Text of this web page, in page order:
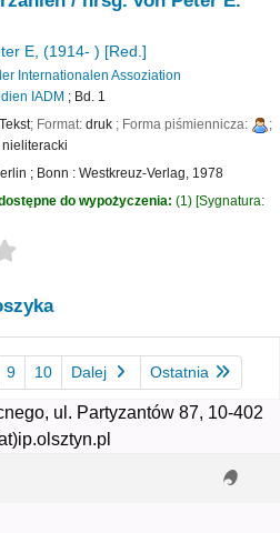
E, (1914- ) [Red.]
Internationalen Assoziation
IADM ; Bd. 1
Tekst; Format: druk ; Forma piśmiennicza:
;
nieliteracki
; Bonn : Westkreuz-Verlag, 1978
do wypożyczenia: (1) Sygnatura:
9 10 Dalej Ostatnia
ul. Partyzantów 87, 10-402